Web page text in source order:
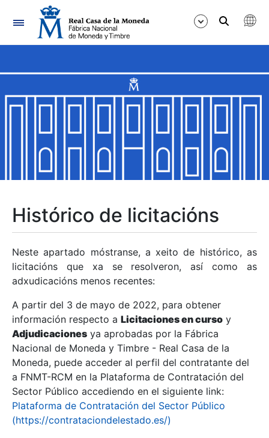
Navegación
Mostrar/Ocultar
Mostrar/Ocultar
Mostrar/Ocultar
Mostrar/Ocultar
Mostrar/Ocultar
Mostrar/Ocultar
Histórico de licitacións
Neste apartado móstranse, a xeito de histórico, as
licitacións que xa se resolveron, así como as
adxudicacións menos recentes:
A partir del 3 de mayo de 2022, para obtener
información respecto a Licitaciones en curso y
Adjudicaciones ya aprobadas por la Fábrica
Nacional de Moneda y Timbre - Real Casa de la
Moneda, puede acceder al perfil del contratante del
a FNMT-RCM en la Plataforma de Contratación del
Sector Público accediendo en el siguiente link:
Plataforma de Contratación del Sector Público
(https://contrataciondelestado.es/)